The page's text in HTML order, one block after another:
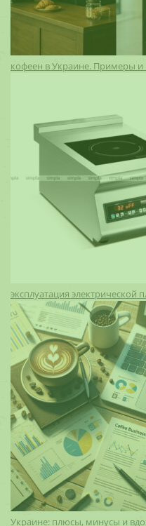
кофеен в Украине. Примеры и
эксплуатация электрической
Украине: плюсы, минусы и